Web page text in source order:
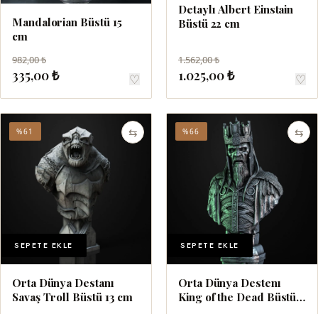
Mandalorian Büstü 15
cm
982,00 ₺
335,00 ₺ ♡
Detaylı Albert Einstain
Büstü 22 cm
1.562,00 ₺
1.025,00 ₺ ♡
⇆
%61
SEPETE EKLE
Orta Dünya Destanı
Savaş Troll Büstü 13 cm
⇆
%66
SEPETE EKLE
Orta Dünya Destenı
King of the Dead Büstü